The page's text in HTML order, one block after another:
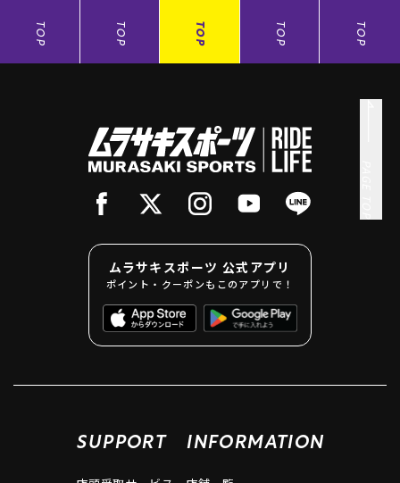
TOP TOP TOP TOP TOP
ムラサキスポーツ 公式アプリ
ポイント・クーポンもこのアプリで！
SUPPORT INFORMATION